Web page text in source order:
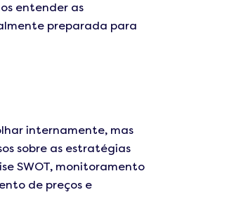
entender as
preparada para
internamente, mas
sobre as estratégias
SWOT, monitoramento
de preços e